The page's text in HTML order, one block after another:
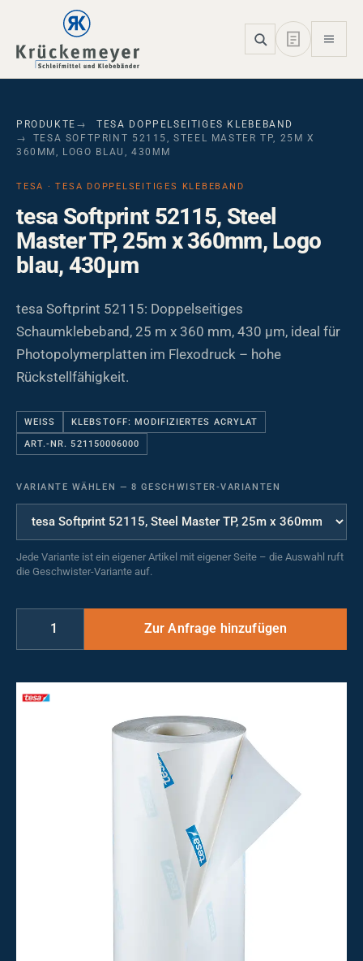
Skip to main navigation
Skip to main content
Skip to page footer
PRODUKTE
TESA DOPPELSEITIGES KLEBEBAND
TESA SOFTPRINT 52115, STEEL MASTER TP, 25M X
360MM, LOGO BLAU, 430ΜM
TESA · TESA DOPPELSEITIGES KLEBEBAND
tesa Softprint 52115, Steel
Master TP, 25m x 360mm, Logo
blau, 430µm
tesa Softprint 52115: Doppelseitiges
Schaumklebeband, 25 m x 360 mm, 430 µm, ideal für
Photopolymerplatten im Flexodruck – hohe
Rückstellfähigkeit.
WEISS KLEBSTOFF: MODIFIZIERTES ACRYLAT
ART.-NR. 521150006000
VARIANTE WÄHLEN — 8 GESCHWISTER-VARIANTEN
Jede Variante ist ein eigener Artikel mit eigener Seite – die Auswahl ruft
die Geschwister-Variante auf.